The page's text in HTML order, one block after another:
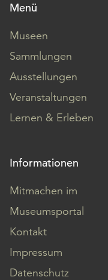
Menü
Museen
Sammlungen
Ausstellungen
Veranstaltungen
Lernen & Erleben
Informationen
Mitmachen im
Museumsportal
Kontakt
Impressum
Datenschutz